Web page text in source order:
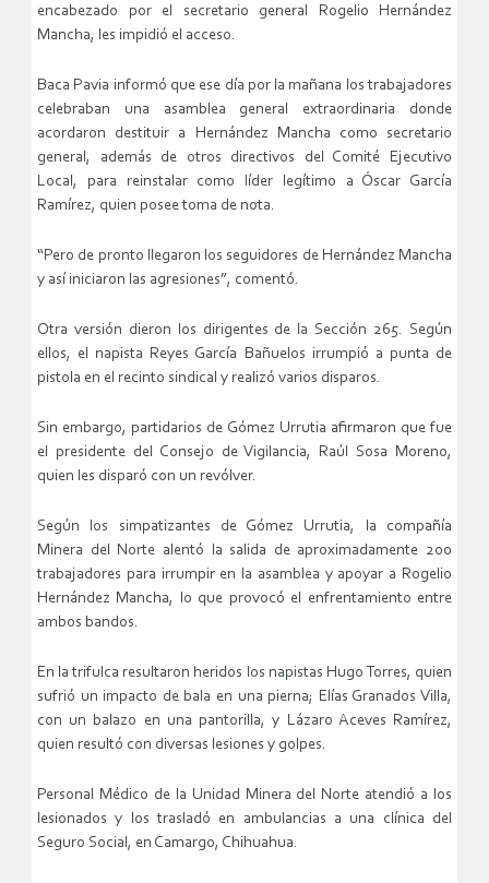
encabezado por el secretario general Rogelio Hernández
Mancha, les impidió el acceso.
Baca Pavia informó que ese día por la mañana los trabajadores
celebraban una asamblea general extraordinaria donde
acordaron destituir a Hernández Mancha como secretario
general, además de otros directivos del Comité Ejecutivo
Local, para reinstalar como líder legítimo a Óscar García
Ramírez, quien posee toma de nota.
“Pero de pronto llegaron los seguidores de Hernández Mancha
y así iniciaron las agresiones”, comentó.
Otra versión dieron los dirigentes de la Sección 265. Según
ellos, el napista Reyes García Bañuelos irrumpió a punta de
pistola en el recinto sindical y realizó varios disparos.
Sin embargo, partidarios de Gómez Urrutia afirmaron que fue
el presidente del Consejo de Vigilancia, Raúl Sosa Moreno,
quien les disparó con un revólver.
Según los simpatizantes de Gómez Urrutia, la compañía
Minera del Norte alentó la salida de aproximadamente 200
trabajadores para irrumpir en la asamblea y apoyar a Rogelio
Hernández Mancha, lo que provocó el enfrentamiento entre
ambos bandos.
En la trifulca resultaron heridos los napistas Hugo Torres, quien
sufrió un impacto de bala en una pierna; Elías Granados Villa,
con un balazo en una pantorilla, y Lázaro Aceves Ramírez,
quien resultó con diversas lesiones y golpes.
Personal Médico de la Unidad Minera del Norte atendió a los
lesionados y los trasladó en ambulancias a una clínica del
Seguro Social, en Camargo, Chihuahua.